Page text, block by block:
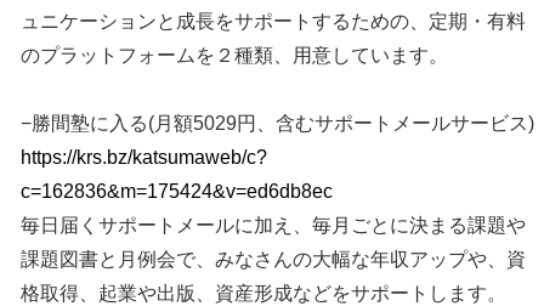
ュニケーションと成長をサポートするための、定期・有料
のプラットフォームを２種類、用意しています。
−勝間塾に入る(月額5029円、含むサポートメールサービス)
https://krs.bz/katsumaweb/c?
c=162836&m=175424&v=ed6db8ec
毎日届くサポートメールに加え、毎月ごとに決まる課題や
課題図書と月例会で、みなさんの大幅な年収アップや、資
格取得、起業や出版、資産形成などをサポートします。